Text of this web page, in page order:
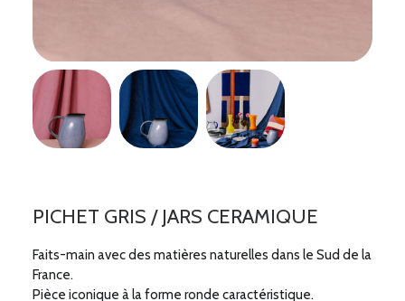
PICHET GRIS / JARS CERAMIQUE
Faits-main avec des matières naturelles dans le Sud de la
France.
Pièce iconique à la forme ronde caractéristique.